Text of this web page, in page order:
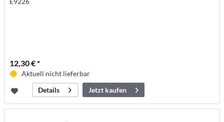
12,30 € *
Aktuell nicht lieferbar
Details
Jetzt kaufen